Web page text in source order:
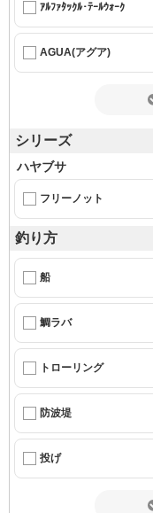
ｱﾙﾌｧﾀｯｸﾙ･ﾃｰﾙｳｫｰｸ
AGUA(アグア)
シリーズ
ハヤブサ
フリーノット
釣り方
船
鯛ラバ
トローリング
防波堤
投げ